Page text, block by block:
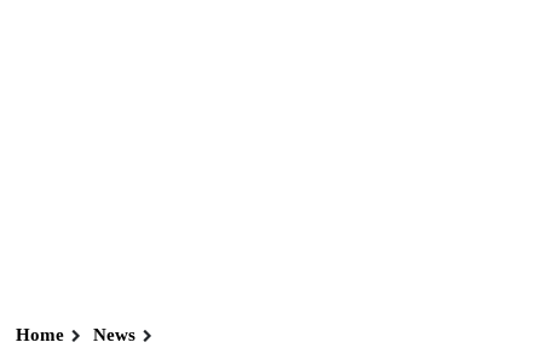
Home News